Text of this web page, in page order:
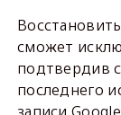
сможет
подтвердив
последнего